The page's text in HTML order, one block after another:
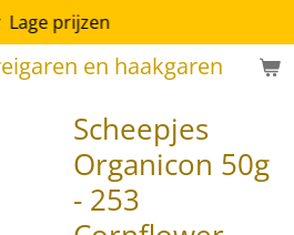
en haakgaren
Lage prijzen
Scheepjes
Organicon 50g
- 253